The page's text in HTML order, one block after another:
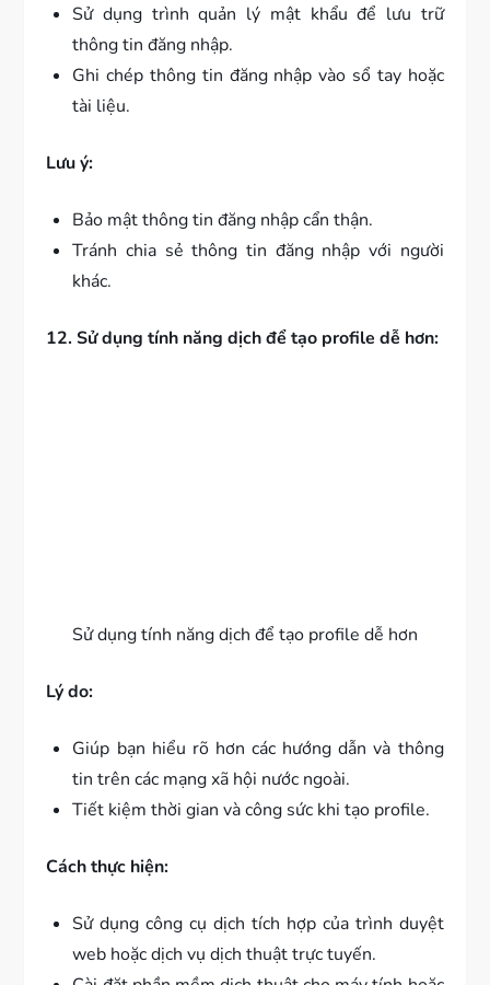
Sử dụng trình quản lý mật khẩu để lưu trữ
thông tin đăng nhập.
Ghi chép thông tin đăng nhập vào sổ tay hoặc
tài liệu.
Lưu ý:
Bảo mật thông tin đăng nhập cẩn thận.
Tránh chia sẻ thông tin đăng nhập với người
khác.
12. Sử dụng tính năng dịch để tạo profile dễ hơn:
Sử dụng tính năng dịch để tạo profile dễ hơn
Lý do:
Giúp bạn hiểu rõ hơn các hướng dẫn và thông
tin trên các mạng xã hội nước ngoài.
Tiết kiệm thời gian và công sức khi tạo profile.
Cách thực hiện:
Sử dụng công cụ dịch tích hợp của trình duyệt
web hoặc dịch vụ dịch thuật trực tuyến.